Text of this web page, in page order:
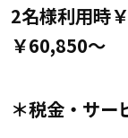
2名様利用時
￥60,850～
＊税金・サー